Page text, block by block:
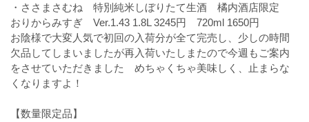
・ささまさむね 特別純米しぼりたて生酒 橘内酒店限定
おりからみすぎ Ver.1.43 1.8L 3245円 720ml 1650円
お陰様で大変人気で初回の入荷分が全て完売し、少しの時間
欠品してしまいましたが再入荷いたしまたので今週もご案内
をさせていただきました めちゃくちゃ美味しく、止まらな
くなりますよ！
【数量限定品】